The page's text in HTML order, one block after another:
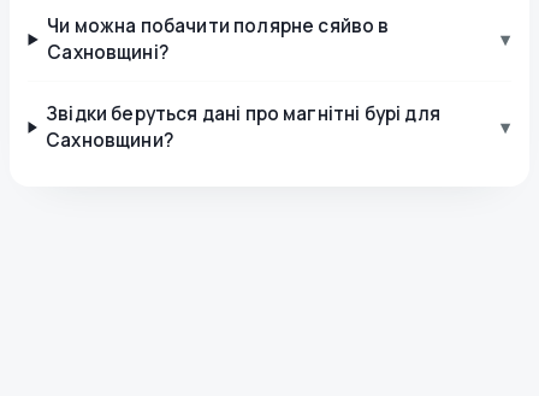
Чи можна побачити полярне сяйво в
Сахновщині?
▾
Звідки беруться дані про магнітні бурі для
Сахновщини?
▾